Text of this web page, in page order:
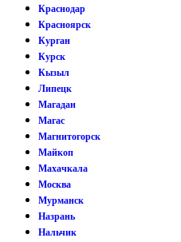
Краснодар
Красноярск
Курган
Курск
Кызыл
Липецк
Магадан
Магас
Магнитогорск
Майкоп
Махачкала
Москва
Мурманск
Назрань
Нальчик